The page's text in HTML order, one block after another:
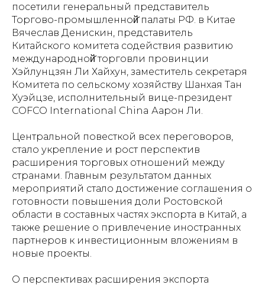
посетили генеральный представитель
Торгово-промышленной̆ палаты РФ. в Китае
Вячеслав Денискин, представитель
Китайского комитета содействия развитию
международной̆ торговли провинции
Хэйлунцзян Ли Хайхун, заместитель секретаря
Комитета по сельскому хозяйству Шанхая Тан
Хуэйцзе, исполнительный вице-президент
COFCO International China Аарон Ли.
Центральной повесткой всех переговоров,
стало укрепление и рост перспектив
расширения торговых отношений между
странами. Главным результатом данных
мероприятий стало достижение соглашения о
готовности повышения доли Ростовской
области в составных частях экспорта в Китай, а
также решение о привлечение иностранных
партнеров к инвестиционным вложениям в
новые проекты.
О перспективах расширения экспорта